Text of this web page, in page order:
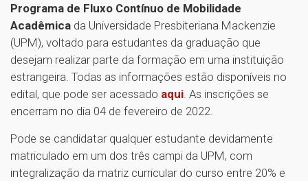
Programa de Fluxo Contínuo de Mobilidade
Acadêmica da Universidade Presbiteriana Mackenzie
(UPM), voltado para estudantes da graduação que
desejam realizar parte da formação em uma instituição
estrangeira. Todas as informações estão disponíveis no
edital, que pode ser acessado aqui . As inscrições se
encerram no dia 04 de fevereiro de 2022.
Pode se candidatar qualquer estudante devidamente
matriculado em um dos três campi da UPM, com
integralização da matriz curricular do curso entre 20% e